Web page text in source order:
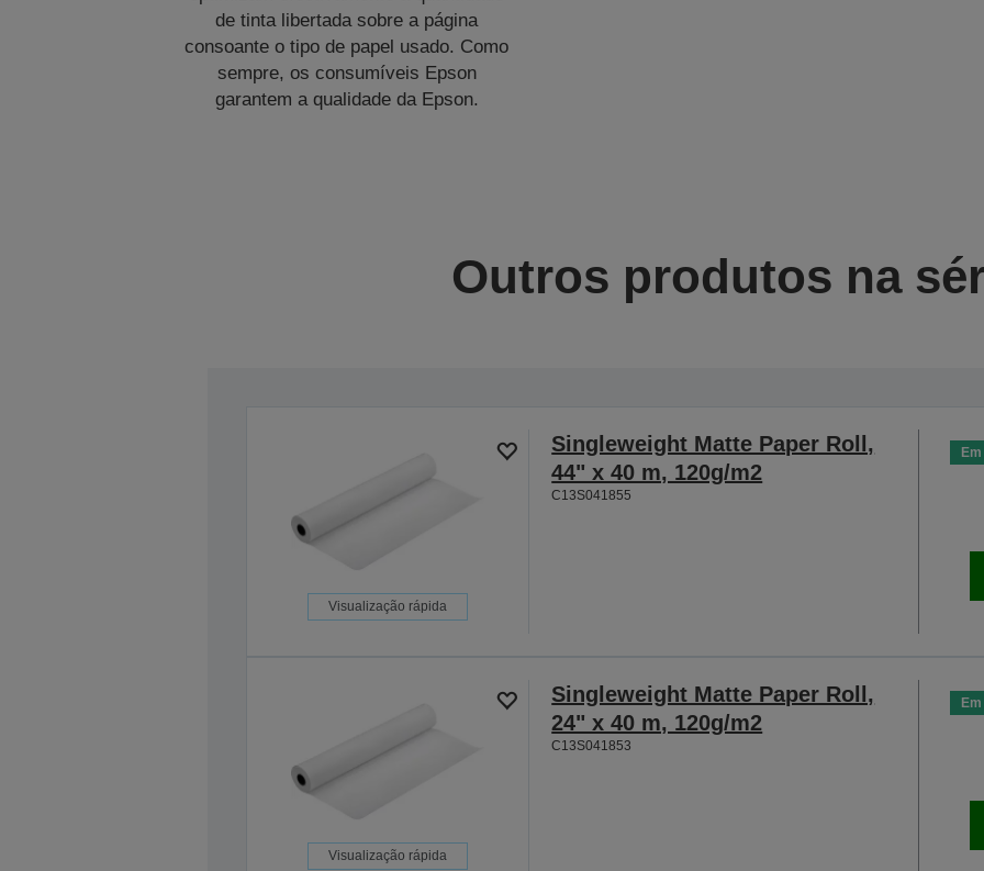
de tinta libertada sobre a página
consoante o tipo de papel usado. Como
sempre, os consumíveis Epson
garantem a qualidade da Epson.
Outros produtos na
Visualização rápida
Singleweight Matte Paper Roll,
44" x 40 m, 120g/m2
C13S041855
Visualização rápida
Singleweight Matte Paper Roll,
24" x 40 m, 120g/m2
C13S041853